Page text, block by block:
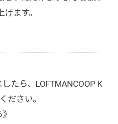
げます。
たら、LOFTMANCOOP K
ださい。